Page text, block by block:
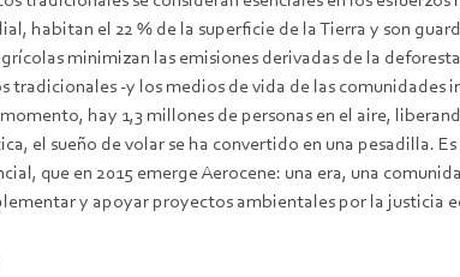
habitan el 22 % de la superficie de la Tierra y son
minimizan las emisiones derivadas de la
-y los medios de vida de las comunidades
hay 1,3 millones de personas en el aire,
el sueño de volar se ha convertido en una pesadilla.
que en 2015 emerge Aerocene: una era, una
y apoyar proyectos ambientales por la justicia